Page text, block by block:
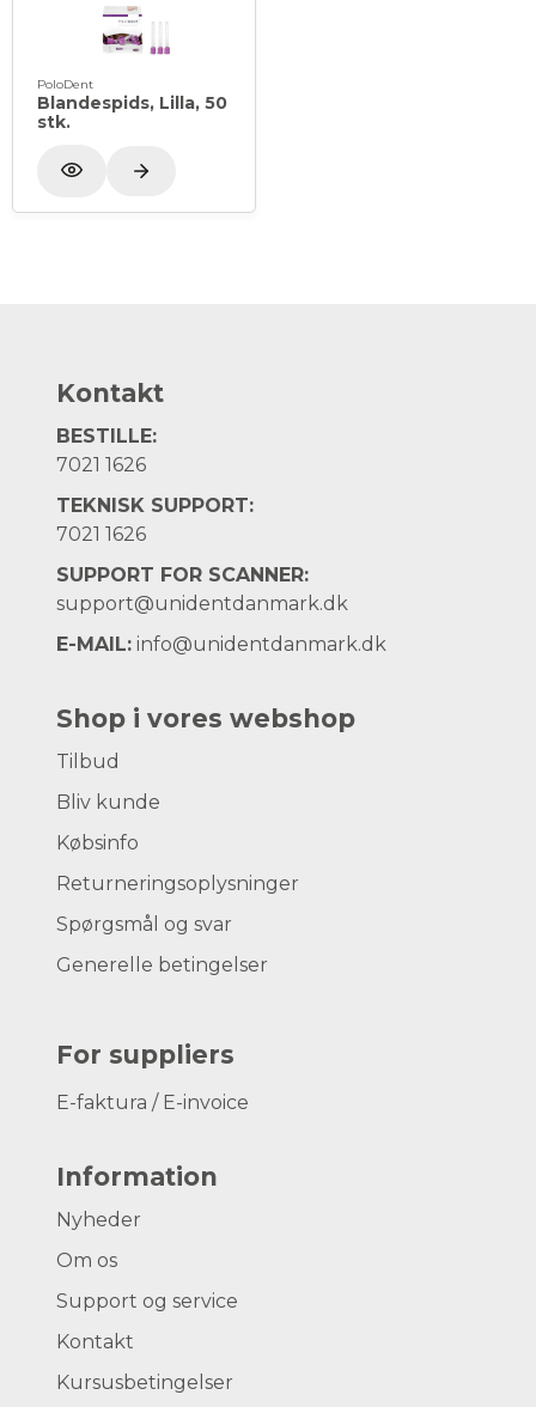
PoloDent
Blandespids, Lilla, 50
stk.
Kontakt
BESTILLE:
7021 1626
TEKNISK SUPPORT:
7021 1626
SUPPORT FOR SCANNER:
support@unidentdanmark.dk
E-MAIL: info@unidentdanmark.dk
Shop i vores webshop
Tilbud
Bliv kunde
Købsinfo
Returneringsoplysninger
Spørgsmål og svar
Generelle betingelser
For suppliers
E-faktura / E-invoice
Information
Nyheder
Om os
Support og service
Kontakt
Kursusbetingelser